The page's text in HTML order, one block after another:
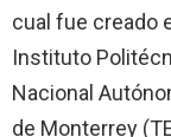
cual fue creado
Instituto
Nacional
de Monterrey